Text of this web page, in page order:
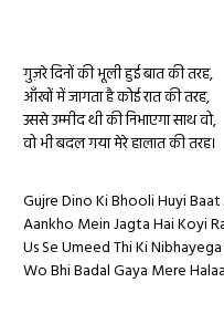
गुज़रे दिनों की भूली हुई बात की तरह,
आँखों में जागता है कोई रात की तरह,
उससे उम्मीद थी की निभाएगा साथ वो,
वो भी बदल गया मेरे हालात की तरह।
Gujre Dino Ki Bhooli Huyi Baat
Aankho Mein Jagta Hai Koyi
Us Se Umeed Thi Ki
Wo Bhi Badal Gaya Mere